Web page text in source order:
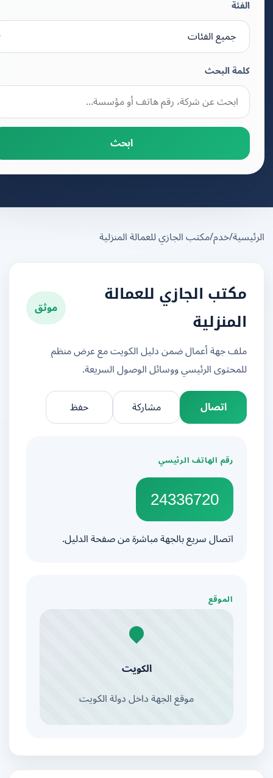
كلمة البحث
ابحث
/خدم/مكتب الجازي للعمالة المنزلية
مكتب الجازي للعمالة
المنزلية
موثق
ملف جهة أعمال ضمن دليل الكويت مع عرض منظم
للمحتوى الرئيسي ووسائل الوصول السريعة.
اتصال
مشاركة
رقم الهاتف الرئيسي
24336720
اتصال سريع بالجهة مباشرة من صفحة الدليل.
الموقع
الكويت
موقع الجهة داخل دولة الكويت